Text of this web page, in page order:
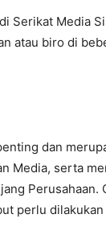
Serikat Media
atau biro di
dan
Media, serta
Perusahaan.
perlu